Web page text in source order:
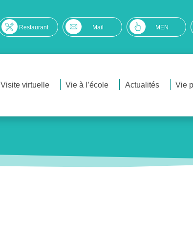
Restaurant Mail MEN
Visite virtuelle Vie à l’école Actualités Vie